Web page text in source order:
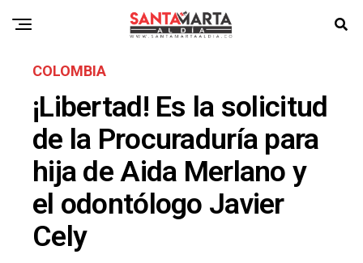
COLOMBIA
¡Libertad! Es la solicitud
de la Procuraduría para
hija de Aida Merlano y
el odontólogo Javier
Cely